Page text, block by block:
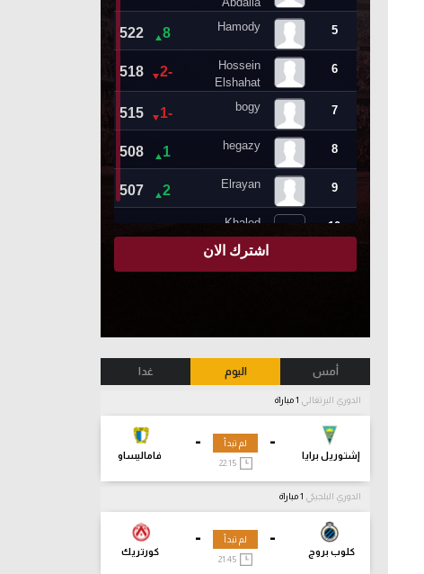
أمس اليوم غدا
الدوري البرتغالي
-
إشتوريل برايا
-
فاماليساو
لم تبدأ
22:15
الدوري البلجيكي
-
كلوب بروج
-
كورتريك
لم تبدأ